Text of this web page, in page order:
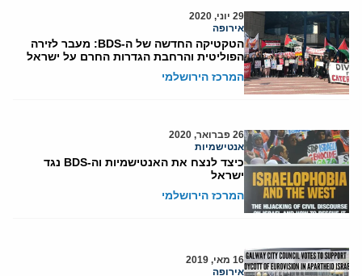
29 יוני, 2020
אירופה
הטקטיקה החדשה של ה-BDS: מעבר לזירה
הפוליטית והרחבת הגדרות החרם על ישראל
המרכז הירושלמי
26 פברואר, 2020
אנטישמיות
כיצד לנצח את האנטישמיות וה-BDS נגד
ישראל
המרכז הירושלמי
16 מאי, 2019
אירופה